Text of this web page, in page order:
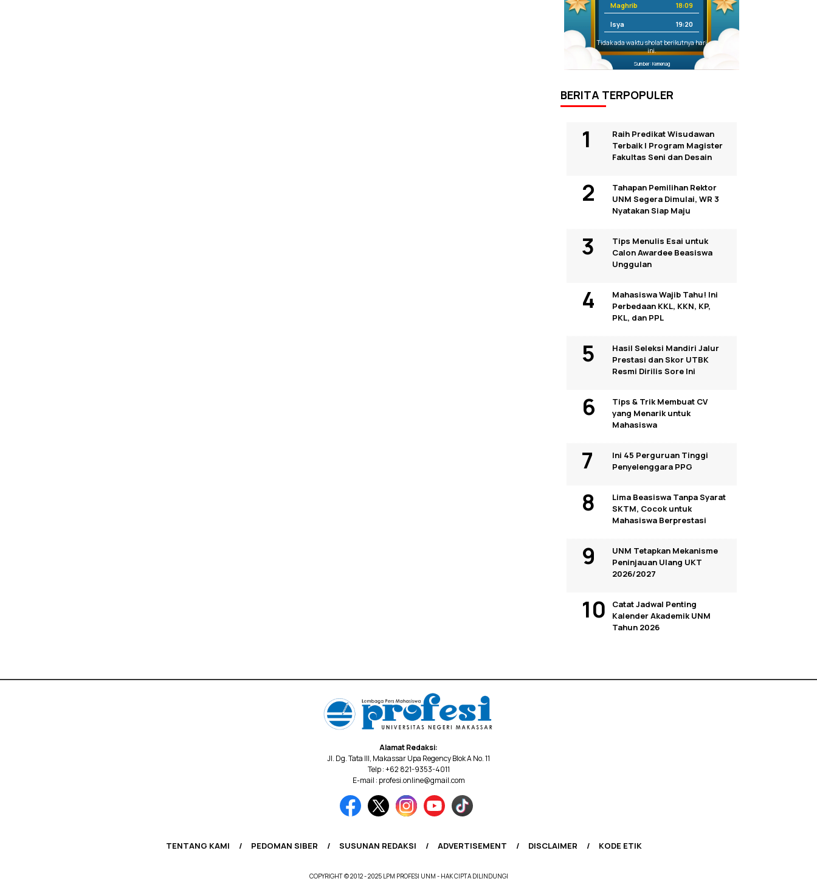
Maghrib 18:09
Isya 19:20
Tidak ada waktu sholat berikutnya hari
ini.
Sumber: Kemenag
BERITA TERPOPULER
Raih Predikat Wisudawan
Terbaik I Program Magister
Fakultas Seni dan Desain
Tahapan Pemilihan Rektor
UNM Segera Dimulai, WR 3
Nyatakan Siap Maju
Tips Menulis Esai untuk
Calon Awardee Beasiswa
Unggulan
Mahasiswa Wajib Tahu! Ini
Perbedaan KKL, KKN, KP,
PKL, dan PPL
Hasil Seleksi Mandiri Jalur
Prestasi dan Skor UTBK
Resmi Dirilis Sore Ini
Tips & Trik Membuat CV
yang Menarik untuk
Mahasiswa
Ini 45 Perguruan Tinggi
Penyelenggara PPG
Lima Beasiswa Tanpa Syarat
SKTM, Cocok untuk
Mahasiswa Berprestasi
UNM Tetapkan Mekanisme
Peninjauan Ulang UKT
2026/2027
Catat Jadwal Penting
Kalender Akademik UNM
Tahun 2026
Alamat Redaksi:
Jl. Dg. Tata III, Makassar Upa Regency Blok A No. 11
Telp : +62 821-9353-4011
E-mail : profesi.online@gmail.com
TENTANG KAMI PEDOMAN SIBER SUSUNAN REDAKSI ADVERTISEMENT DISCLAIMER KODE ETIK
COPYRIGHT © 2012 - 2025 LPM PROFESI UNM - HAK CIPTA DILINDUNGI